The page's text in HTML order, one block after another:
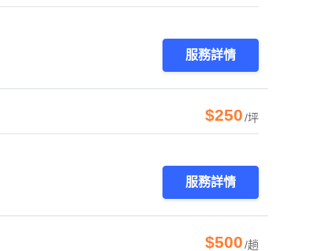
服務詳情
$250/坪
服務詳情
$500/趟